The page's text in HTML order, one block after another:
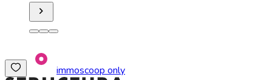
immoscoop only